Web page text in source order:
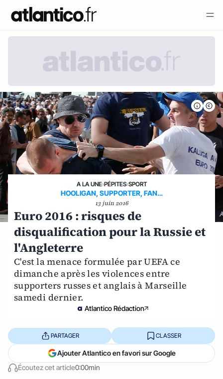
A LA UNE›PÉPITES›SPORT
HOOLIGAN, SUPPORTER, FAN…
13 juin 2016
Euro 2016 : risques de
disqualification pour la Russie et
l'Angleterre
C'est la menace formulée par UEFA ce
dimanche après les violences entre
supporters russes et anglais à Marseille
samedi dernier.
Atlantico Rédaction
Écoutez cet article0:00min
PARTAGER CLASSER
Ajouter Atlantico en favori sur Google